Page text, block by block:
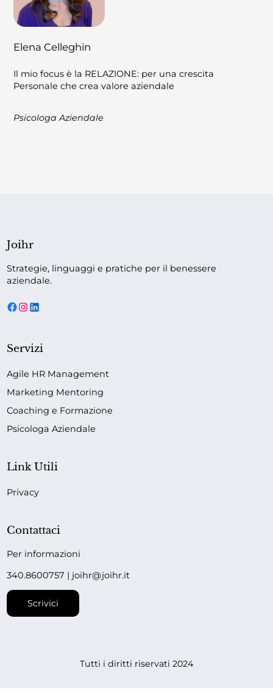
Elena Celleghin
Il mio focus è la RELAZIONE: per una crescita
Personale che crea valore aziendale
Psicologa Aziendale
Joihr
Strategie, linguaggi e pratiche per il benessere
aziendale.
Servizi
Agile HR Management
Marketing Mentoring
Coaching e Formazione
Psicologa Aziendale
Link Utili
Privacy
Contattaci
Per informazioni
340.8600757 | joihr@joihr.it
Scrivici
Tutti i diritti riservati 2024